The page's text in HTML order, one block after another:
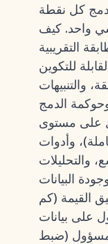
كل نقطة
واحد. كيف
التقريبية
للتكوين
والتنبيهات
وحوكمة الدمج
على مستوى
وأدوات
والتحليلات
البيانات
القيمة (كم
على بيانات
(ضبط